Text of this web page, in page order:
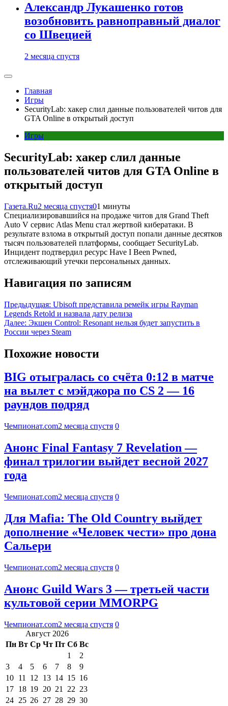
Александр Лукашенко готов
возобновить равноправный диалог
со Швецией
2 месяца спустя
Главная
Игры
SecurityLab: хакер слил данные пользователей читов для
GTA Online в открытый доступ
Игры
SecurityLab: хакер слил данные
пользователей читов для GTA Online в
открытый доступ
Газета.Ru2 месяца спустя01 минуты
Специализировавшийся на продаже читов для Grand Theft
Auto V сервис Atlas Menu стал жертвой кибератаки. В
результате взлома в открытый доступ попали данные десятков
тысяч пользователей платформы, сообщает SecurityLab.
Инцидент подтвердил ресурс Have I Been Pwned,
отслеживающий утечки персональных данных.
Навигация по записям
Предыдущая: Ubisoft представила ремейк игры Rayman
Legends Retold и назвала дату релиза
Далее: Экшен Control: Resonant нельзя будет запустить в
России через Steam
Похожие новости
BIG отыгралась со счёта 0:12 в матче
на вылет с мэйджора по CS 2 — 16
раундов подряд
Чемпионат.com2 месяца спустя 0
Анонс Final Fantasy 7 Revelation —
финал трилогии выйдет весной 2027
года
Чемпионат.com2 месяца спустя 0
Для Mafia: The Old Country выйдет
дополнение «Человек чести» про дона
Сальери
Чемпионат.com2 месяца спустя 0
Анонс Guild Wars 3 — третьей части
культовой серии MMORPG
Чемпионат.com2 месяца спустя 0
Август 2026
Пн Вт Ср Чт Пт Сб Вс
1
2
3
4 5 6 7 8
9
10 11 12 13 14 15 16
17 18 19 20 21 22 23
24 25 26 27 28 29 30